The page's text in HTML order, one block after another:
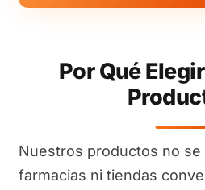
Por Qué
Nuestros productos no
farmacias ni tiendas